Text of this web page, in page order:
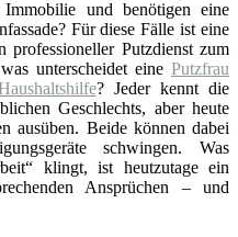
und benötigen eine
Für diese Fälle ist eine
professioneller Putzdienst zum
unterscheidet eine Putzfrau
? Jeder kennt die
Geschlechts, aber heute
ausüben. Beide können dabei
schwingen. Was
klingt, ist heutzutage ein
Ansprüchen – und